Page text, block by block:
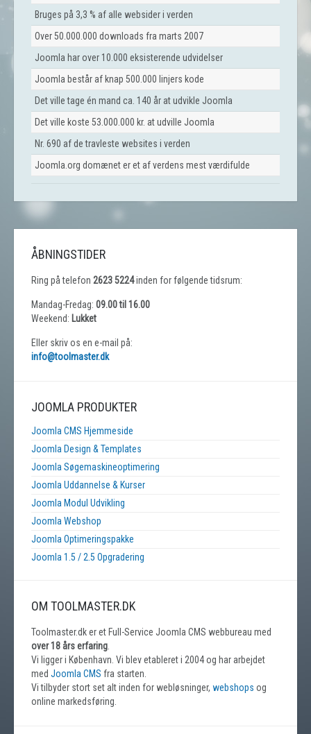
Bruges på 3,3 % af alle websider i verden
Over 50.000.000 downloads fra marts 2007
Joomla har over 10.000 eksisterende udvidelser
Joomla består af knap 500.000 linjers kode
Det ville tage én mand ca. 140 år at udvikle Joomla
Det ville koste 53.000.000 kr. at udville Joomla
Nr. 690 af de travleste websites i verden
Joomla.org domænet er et af verdens mest værdifulde
ÅBNINGSTIDER
Ring på telefon 2623 5224inden for følgende tidsrum:
Mandag-Fredag: 09.00 til 16.00
Weekend: Lukket
Eller skriv os en e-mail på:
info@toolmaster.dk
JOOMLA PRODUKTER
Joomla CMS Hjemmeside
Joomla Design & Templates
Joomla Søgemaskineoptimering
Joomla Uddannelse & Kurser
Joomla Modul Udvikling
Joomla Webshop
Joomla Optimeringspakke
Joomla 1.5 / 2.5 Opgradering
OM TOOLMASTER.DK
Toolmaster.dk er et Full-Service Joomla CMS webbureau med
over 18 års erfaring
Vi ligger i København. Vi blev etableret i 2004 og har arbejdet
med Joomla CMS fra starten.
Vi tilbyder stort set alt inden for webløsninger, webshops og
online markedsføring.